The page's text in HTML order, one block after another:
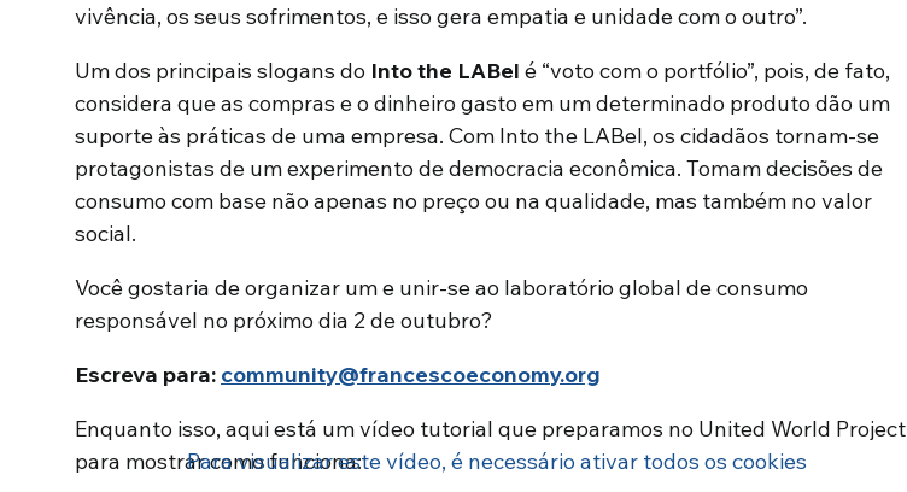
vivência, os seus sofrimentos, e isso gera empatia e unidade com o outro”.
Um dos principais slogans do Into the LABel é “voto com o portfólio”, pois, de fato,
considera que as compras e o dinheiro gasto em um determinado produto dão um
suporte às práticas de uma empresa. Com Into the LABel, os cidadãos tornam-se
protagonistas de um experimento de democracia econômica. Tomam decisões de
consumo com base não apenas no preço ou na qualidade, mas também no valor
social.
Você gostaria de organizar um e unir-se ao laboratório global de consumo
responsável no próximo dia 2 de outubro?
Escreva para: community@francescoeconomy.org
Enquanto isso, aqui está um vídeo tutorial que preparamos no United World Project
para mostrar como funciona:
Para visualizar este vídeo, é necessário ativar todos os cookies